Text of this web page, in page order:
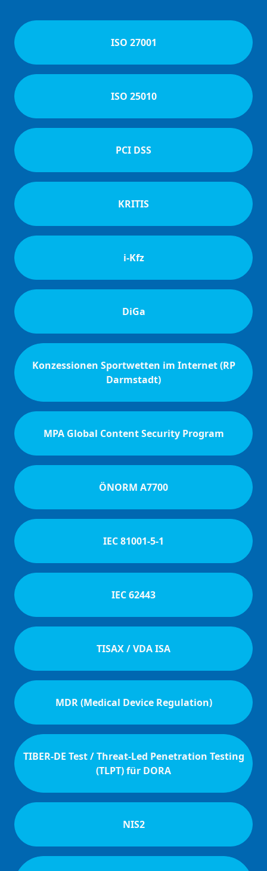
ISO 27001
ISO 25010
PCI DSS
KRITIS
i-Kfz
DiGa
Konzessionen Sportwetten im Internet (RP
Darmstadt)
MPA Global Content Security Program
ÖNORM A7700
IEC 81001-5-1
IEC 62443
TISAX / VDA ISA
MDR (Medical Device Regulation)
TIBER-DE Test / Threat-Led Penetration Testing
(TLPT) für DORA
NIS2